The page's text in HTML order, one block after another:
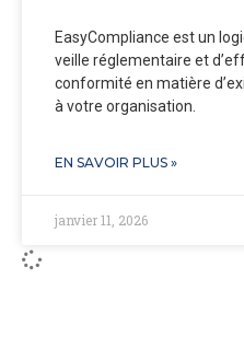
EasyCompliance est un
veille réglementaire et
conformité en matière
à votre organisation.
EN SAVOIR PLUS »
janvier 11, 2026